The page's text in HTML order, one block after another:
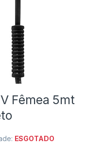
Fêmea 5mt
ESGOTADO